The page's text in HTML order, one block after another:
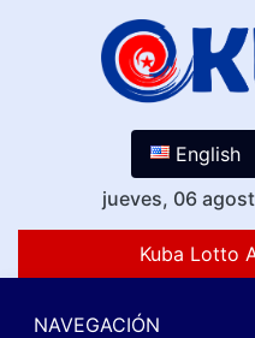
English
jueves, 06
Kuba Lotto
NAVEGACIÓN